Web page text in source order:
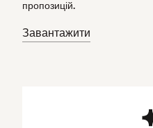
пропозицій.
Завантажити